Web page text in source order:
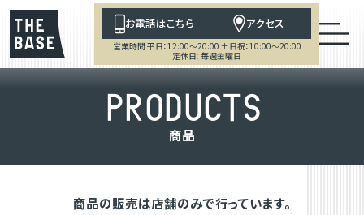
お電話はこちら アクセス
営業時間 平日：12:00～20:00 土日祝：10:00～20:00
定休日：毎週金曜日
PRODUCTS
商品
商品の販売は店舗のみで行っています。